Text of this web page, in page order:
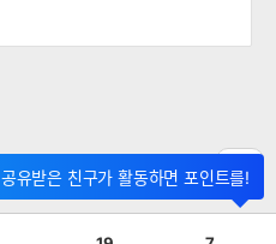
공유받은 친구가 활동하면 포인트를!